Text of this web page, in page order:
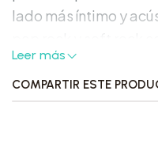
lado más íntimo y
reflejan temas de
autodescubrimiento.
Leer más
COMPARTIR ESTE